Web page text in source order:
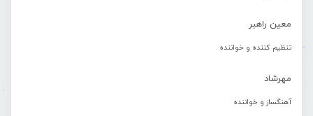
معین راهبر
تنظیم کننده و خواننده
مهرشاد
آهنگساز و خواننده